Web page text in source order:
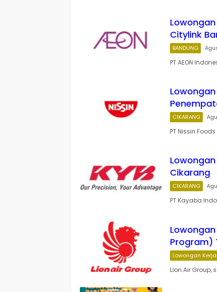
Citylink
BANDUNG
PT AEON
CIKARANG
PT Nissin
Cikarang
CIKARANG
PT Kayaba
Program)
Lowongan Kerja
Lion Air